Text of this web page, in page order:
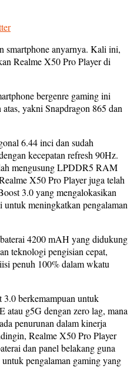
smartphone anyarnya. Kali ini,
Realme X50 Pro Player di
bergenre gaming ini
yakni Snapdragon 865 dan
6.44 inci dan sudah
kecepatan refresh 90Hz.
mengusung LPDDR5 RAM
X50 Pro Player juga telah
3.0 yang mengalokasikan
untuk meningkatkan pengalaman
4200 mAH yang didukung
teknologi pengisian cepat,
penuh 100% dalam wkatu
berkemampuan untuk
g5G dengan zero lag, mana
penurunan dalam kinerja
Realme X50 Pro Player
dan panel belakang guna
pengalaman gaming yang